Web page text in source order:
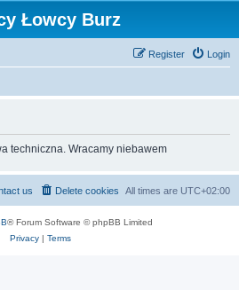
Łowcy Burz
Login
Register
techniczna. Wracamy niebawem
All times are UTC+02:00
Delete cookies
us
® Forum Software © phpBB Limited
Privacy| Terms